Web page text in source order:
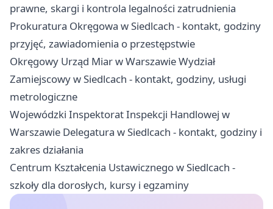
prawne, skargi i kontrola legalności zatrudnienia
Prokuratura Okręgowa w Siedlcach - kontakt, godziny
przyjęć, zawiadomienia o przestępstwie
Okręgowy Urząd Miar w Warszawie Wydział
Zamiejscowy w Siedlcach - kontakt, godziny, usługi
metrologiczne
Wojewódzki Inspektorat Inspekcji Handlowej w
Warszawie Delegatura w Siedlcach - kontakt, godziny i
zakres działania
Centrum Kształcenia Ustawicznego w Siedlcach -
szkoły dla dorosłych, kursy i egzaminy